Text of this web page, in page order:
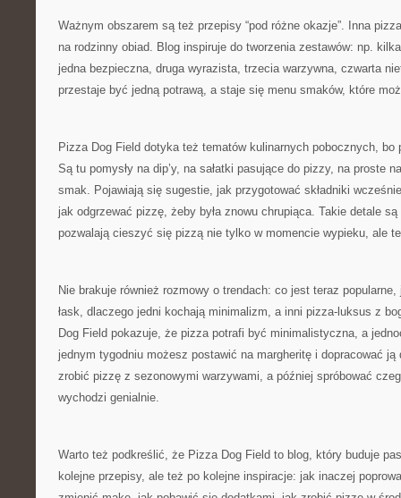
Ważnym obszarem są też przepisy “pod różne okazje”. Inna
na rodzinny obiad. Blog inspiruje do tworzenia zestawów: np.
jedna bezpieczna, druga wyrazista, trzecia warzywna, czwarta
przestaje być jedną potrawą, a staje się menu smaków, które
Pizza Dog Field dotyka też tematów kulinarnych pobocznych,
Są tu pomysły na dip’y, na sałatki pasujące do pizzy, na proste
smak. Pojawiają się sugestie, jak przygotować składniki
jak odgrzewać pizzę, żeby była znowu chrupiąca. Takie detale
pozwalają cieszyć się pizzą nie tylko w momencie wypieku, ale
Nie brakuje również rozmowy o trendach: co jest teraz
łask, dlaczego jedni kochają minimalizm, a inni pizza-luksus z
Dog Field pokazuje, że pizza potrafi być minimalistyczna, a
jednym tygodniu możesz postawić na margheritę i dopracować
zrobić pizzę z sezonowymi warzywami, a później spróbować
wychodzi genialnie.
Warto też podkreślić, że Pizza Dog Field to blog, który buduje
kolejne przepisy, ale też po kolejne inspiracje: jak inaczej